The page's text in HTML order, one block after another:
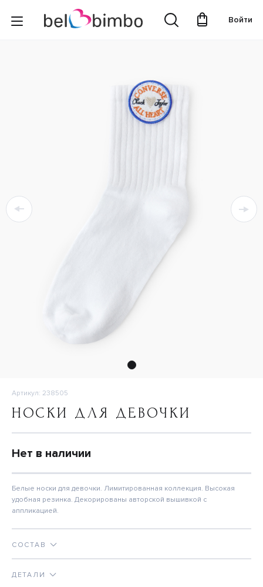
Войти
Артикул: 238505
НОСКИ ДЛЯ ДЕВОЧКИ
Нет в наличии
Белые носки для девочки. Лимитированная коллекция. Высокая
удобная резинка. Декорированы авторской вышивкой с
аппликацией.
СОСТАВ
ДЕТАЛИ